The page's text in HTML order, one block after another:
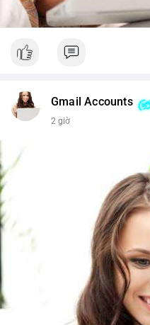
Gmail Accounts
2 giờ